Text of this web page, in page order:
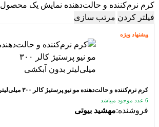
کرم نرم‌کننده و حالت‌دهنده نمایش یک محصول
فیلتر کردن مرتب سازی
پیشنهاد ویژه
کرم نرم‌کننده و حالت‌دهنده مو نیو پرستیژ کالر ۳۰۰ میلی‌لیتر بدون آبکشی
6 عدد موجود میباشد
فروشنده:مهشید بیوتی